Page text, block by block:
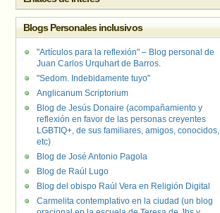
Blogs Personales inclusivos
"Artículos para la reflexión" – Blog personal de
Juan Carlos Urquhart de Barros.
"Sedom. Indebidamente tuyo"
Anglicanum Scriptorium
Blog de Jesús Donaire (acompañamiento y
reflexión en favor de las personas creyentes
LGBTIQ+, de sus familiares, amigos, conocidos,
etc)
Blog de José Antonio Pagola
Blog de Raúl Lugo
Blog del obispo Raúl Vera en Religión Digital
Carmelita contemplativo en la ciudad (un blog